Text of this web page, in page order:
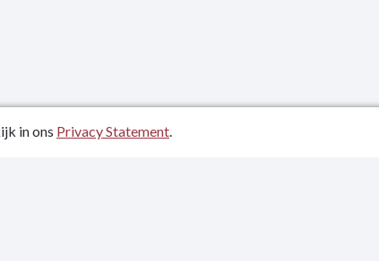
2025
in ons Privacy Statement.